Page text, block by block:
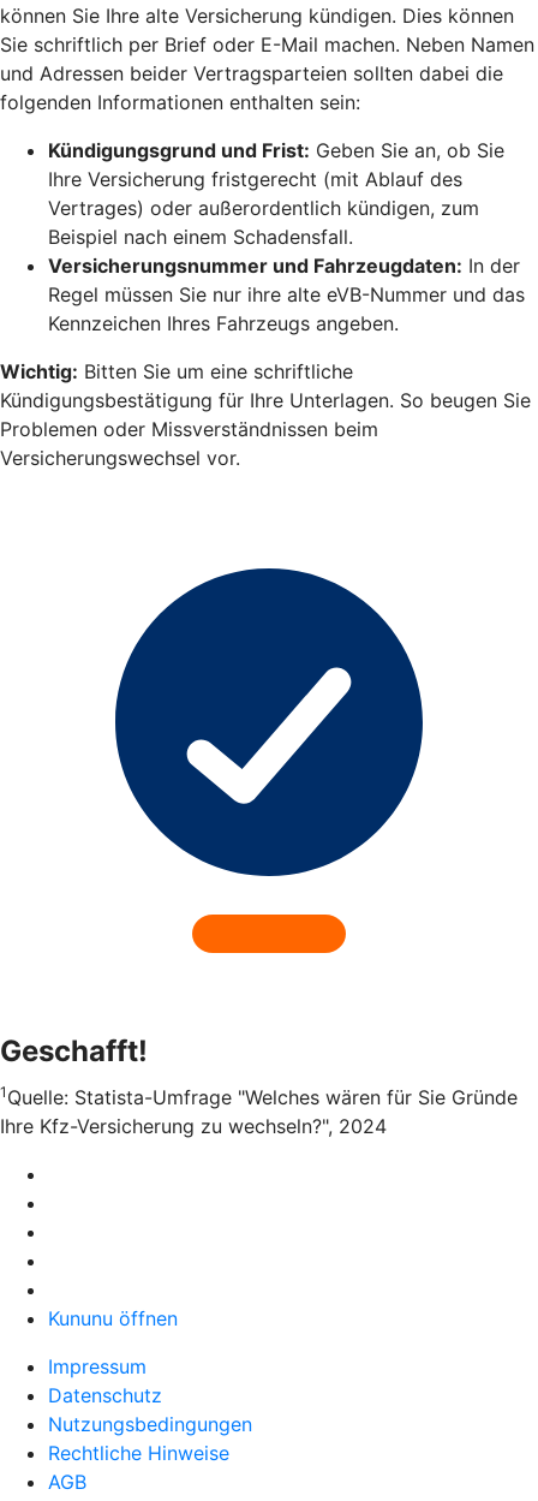
können Sie Ihre alte Versicherung kündigen. Dies können
Sie schriftlich per Brief oder E-Mail machen. Neben Namen
und Adressen beider Vertragsparteien sollten dabei die
folgenden Informationen enthalten sein:
Kündigungsgrund und Frist: Geben Sie an, ob Sie
Ihre Versicherung fristgerecht (mit Ablauf des
Vertrages) oder außerordentlich kündigen, zum
Beispiel nach einem Schadensfall.
Versicherungsnummer und Fahrzeugdaten: In der
Regel müssen Sie nur ihre alte eVB-Nummer und das
Kennzeichen Ihres Fahrzeugs angeben.
Wichtig: Bitten Sie um eine schriftliche
Kündigungsbestätigung für Ihre Unterlagen. So beugen Sie
Problemen oder Missverständnissen beim
Versicherungswechsel vor.
Geschafft!
1 Quelle: Statista-Umfrage "Welches wären für Sie Gründe
Ihre Kfz-Versicherung zu wechseln?", 2024
Kununu öffnen
Impressum
Datenschutz
Nutzungsbedingungen
Rechtliche Hinweise
AGB